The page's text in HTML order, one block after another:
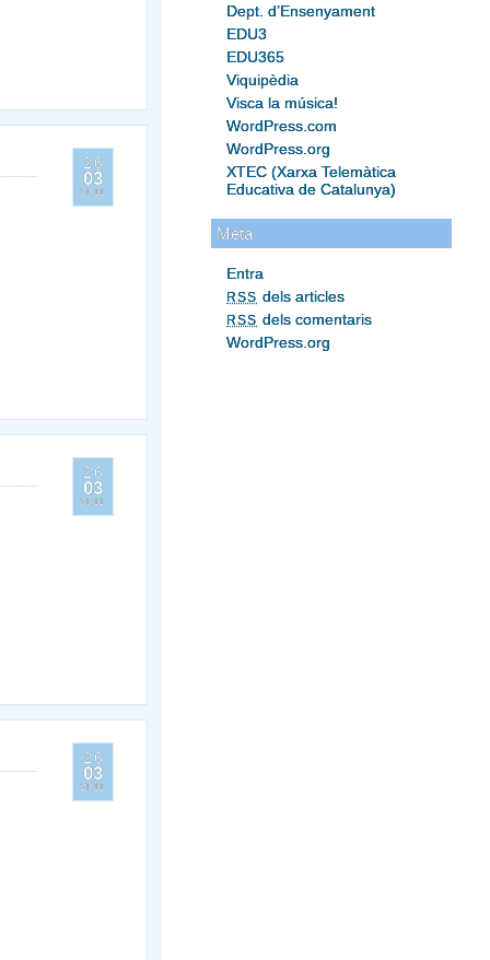
Dept. d’Ensenyament
EDU3
EDU365
Viquipèdia
Visca la música!
WordPress.com
WordPress.org
XTEC (Xarxa Telemàtica
Educativa de Catalunya)
Meta
Entra
RSS dels articles
RSS dels comentaris
WordPress.org
26
03
2011
26
03
2011
26
03
2011